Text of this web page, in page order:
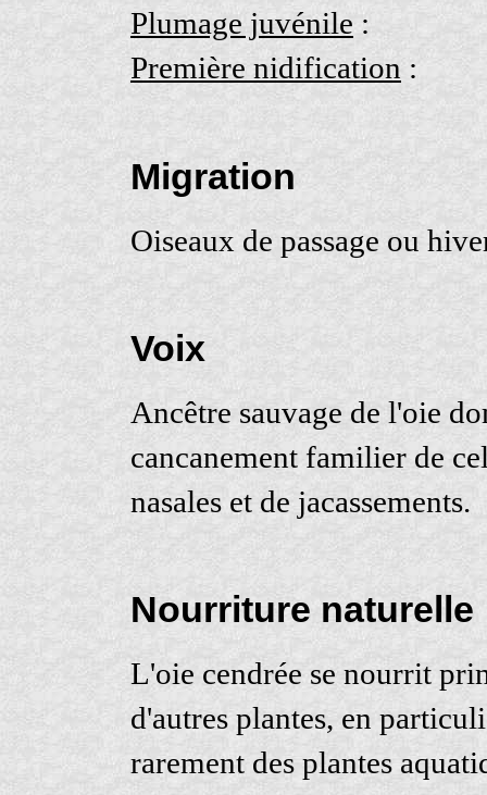
Plumage juvénile:
Première nidification:
Migration
Oiseaux de passage ou
Voix
Ancêtre sauvage de l'oie
cancanement familier de
nasales et de jacassements.
Nourriture naturelle
L'oie cendrée se nourrit
d'autres plantes, en
rarement des plantes